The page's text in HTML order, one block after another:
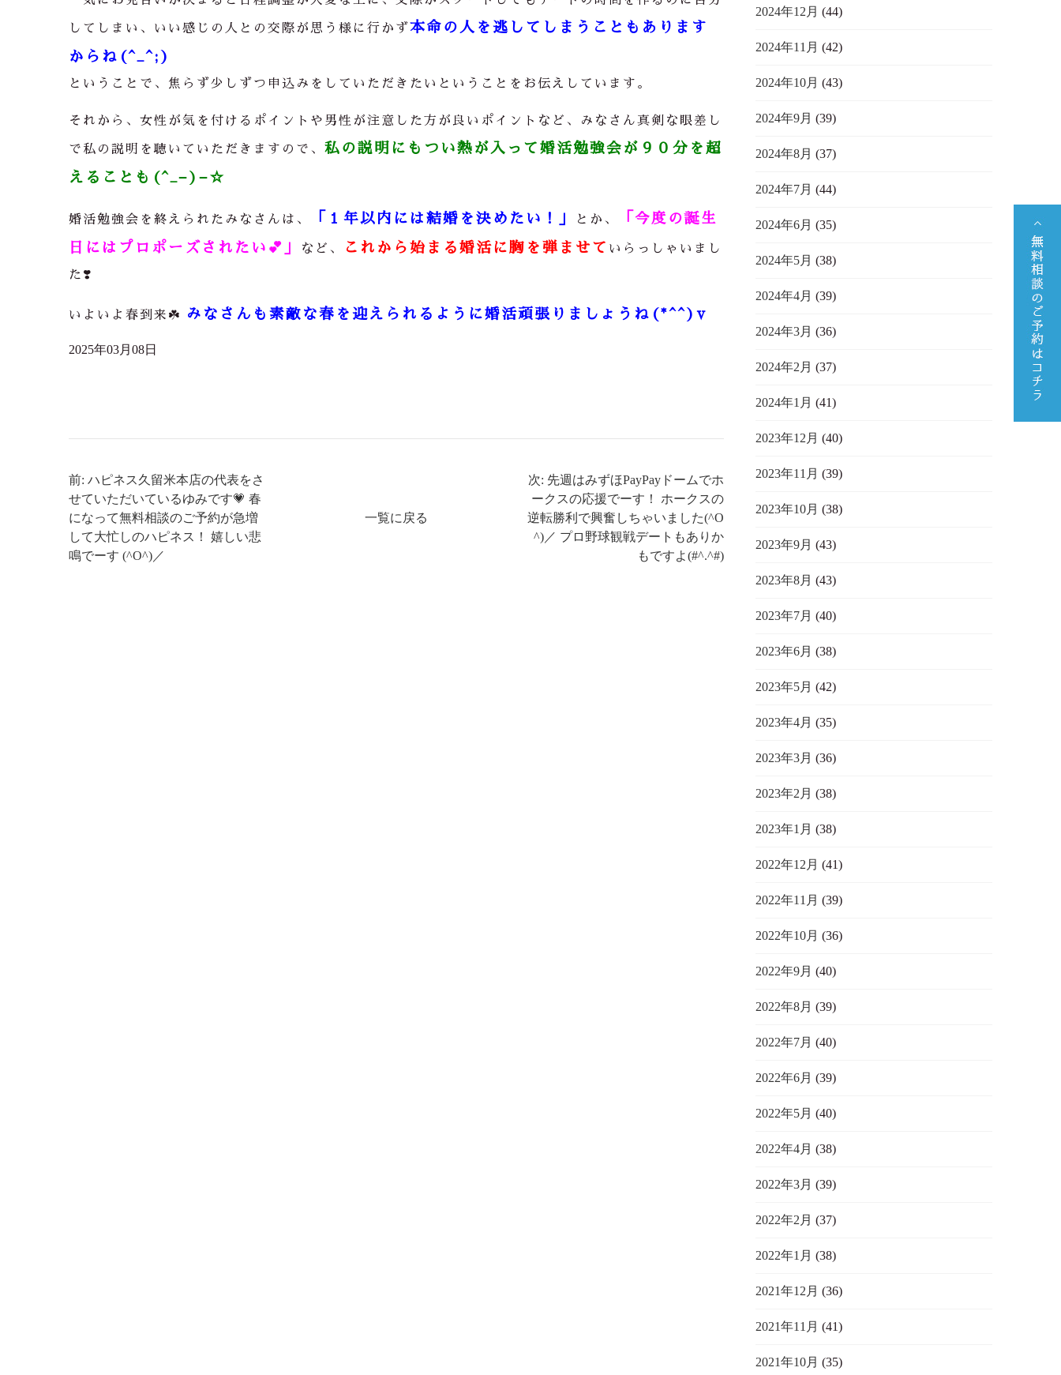
してしまい、いい感じの人との交際が思う様に行かず本命の人を逃してしまうこともあります
からね(^_^;)
ということで、焦らず少しずつ申込みをしていただきたいということをお伝えしています。
それから、女性が気を付けるポイントや男性が注意した方が良いポイント など、みなさん真剣な眼差し
で私の説明を聴 いていただきますので、 私の説明にもつい熱が入って婚活勉強会が９０分を超
えることも(^_−)−☆
婚活勉強会を終えられたみなさんは、 「１年以内には結婚を決めたい！」 とか、
「今度の誕生
日にはプロポーズされたい💕」
など、 これから始まる婚活に胸を弾ませて いらっしゃいまし
た❣️
いよいよ春到来☘️ みなさんも素敵な春を迎えられるように婚活頑張りましょうね(*^^)v
2025年03月08日
前: ハピネス久留米本店の代表をさ
せていただいているゆみです💗 春
になって無料相談のご予約が急増
して大忙しのハピネス！ 嬉しい悲
鳴でーす (^O^)／
一覧に戻る
次: 先週はみずほPayPayドームでホ
ークスの応援でーす！ ホークスの
逆転勝利で興奮しちゃいました(^O
^)／ プロ野球観戦デートもありか
もですよ(#^.^#)
2024年12月 (44)
2024年11月 (42)
2024年10月 (43)
2024年9月 (39)
2024年8月 (37)
2024年7月 (44)
2024年6月 (35)
2024年5月 (38)
2024年4月 (39)
2024年3月 (36)
2024年2月 (37)
2024年1月 (41)
2023年12月 (40)
2023年11月 (39)
2023年10月 (38)
2023年9月 (43)
2023年8月 (43)
2023年7月 (40)
2023年6月 (38)
2023年5月 (42)
2023年4月 (35)
2023年3月 (36)
2023年2月 (38)
2023年1月 (38)
2022年12月 (41)
2022年11月 (39)
2022年10月 (36)
2022年9月 (40)
2022年8月 (39)
2022年7月 (40)
2022年6月 (39)
2022年5月 (40)
2022年4月 (38)
2022年3月 (39)
2022年2月 (37)
2022年1月 (38)
2021年12月 (36)
2021年11月 (41)
2021年10月 (35)